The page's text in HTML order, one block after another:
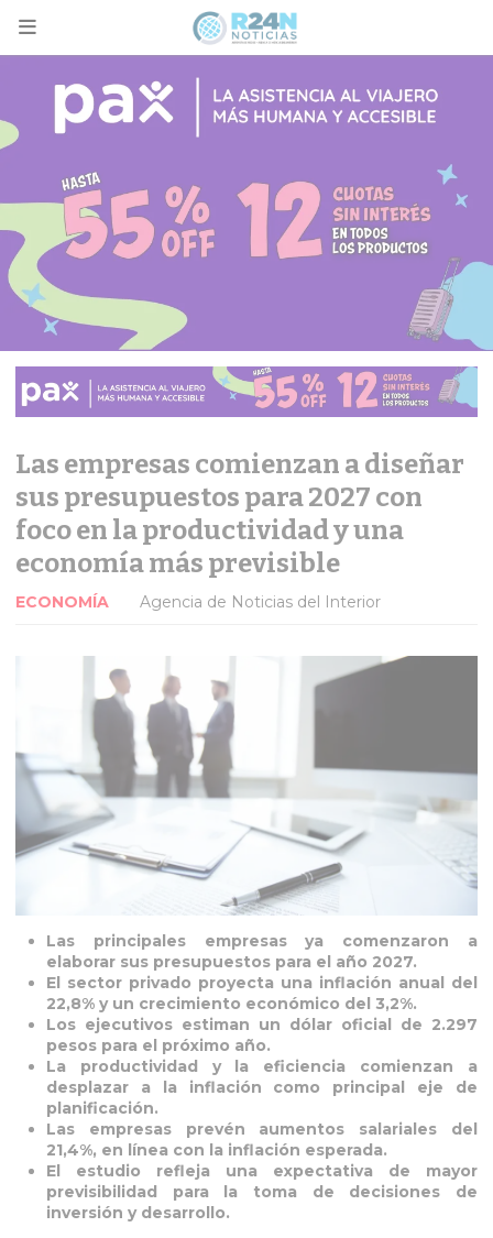
Las empresas comienzan a diseñar
sus presupuestos para 2027 con
foco en la productividad y una
economía más previsible
ECONOMÍA Agencia de Noticias del Interior
Las principales empresas ya comenzaron a
elaborar sus presupuestos para el año 2027.
El sector privado proyecta una inflación anual del
22,8% y un crecimiento económico del 3,2%.
Los ejecutivos estiman un dólar oficial de 2.297
pesos para el próximo año.
La productividad y la eficiencia comienzan a
desplazar a la inflación como principal eje de
planificación.
Las empresas prevén aumentos salariales del
21,4%, en línea con la inflación esperada.
El estudio refleja una expectativa de mayor
previsibilidad para la toma de decisiones de
inversión y desarrollo.